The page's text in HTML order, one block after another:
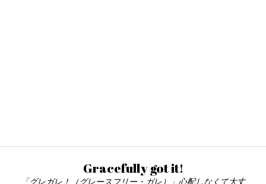
Gracefully got it!
「グレガレ！（グレースフリー・ガレ）」心配しなくて大丈